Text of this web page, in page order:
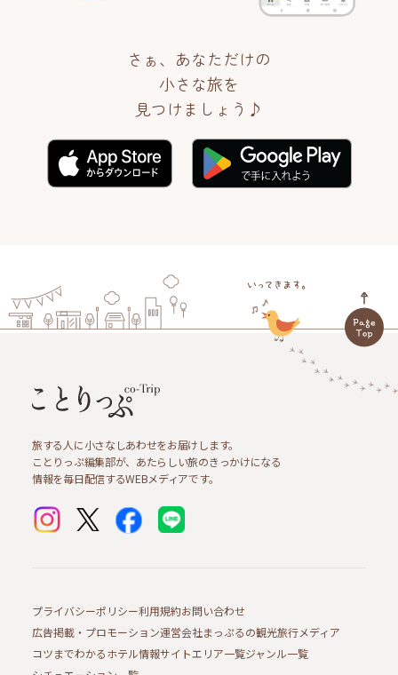
さぁ、あなただけの
小さな旅を
見つけましょう♪
旅する人に小さなしあわせをお届けします。
ことりっぷ編集部が、あたらしい旅のきっかけになる
情報を毎日配信するWEBメディアです。
プライバシーポリシー利用規約お問い合わせ
広告掲載・プロモーション運営会社まっぷるの観光旅行メディア
コツまでわかるホテル情報サイトエリア一覧ジャンル一覧